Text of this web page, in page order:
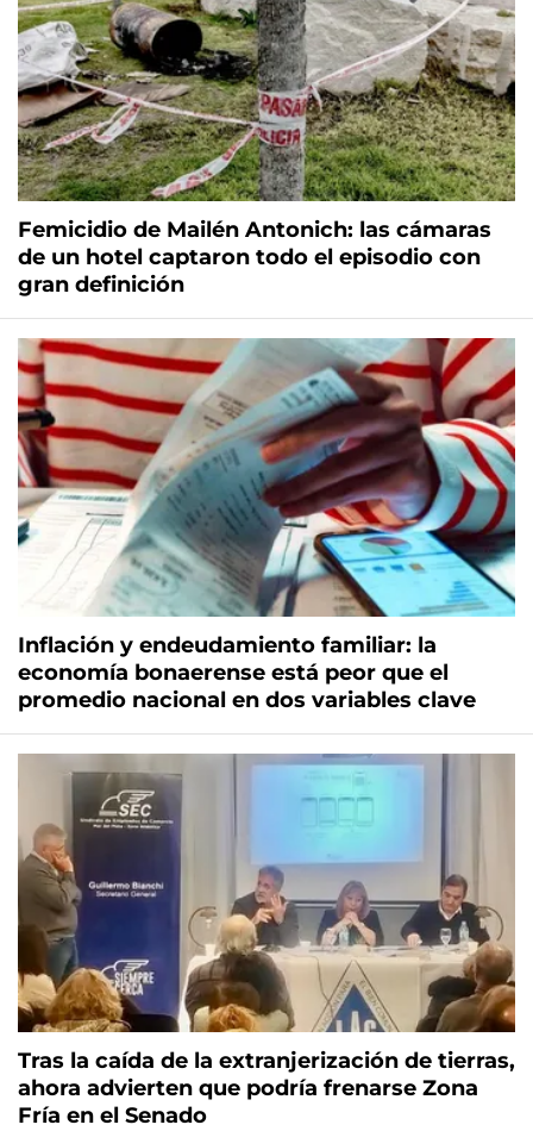
Femicidio de Mailén Antonich: las cámaras
de un hotel captaron todo el episodio con
gran definición
Inflación y endeudamiento familiar: la
economía bonaerense está peor que el
promedio nacional en dos variables clave
Tras la caída de la extranjerización de tierras,
ahora advierten que podría frenarse Zona
Fría en el Senado